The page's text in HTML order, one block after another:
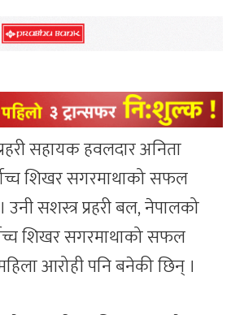
सहायक हवलदार अनिता
शिखर सगरमाथाको सफल
सशस्त्र प्रहरी बल, नेपालको
शिखर सगरमाथाको सफल
आरोही पनि बनेकी छिन् ।